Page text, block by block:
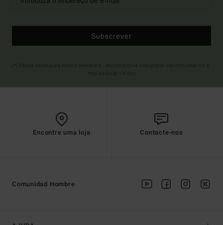
Subscrever
Encontre uma loja Contacte-nos
Comunidad Hombre